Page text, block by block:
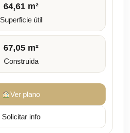
64,61 m²
Superficie útil
67,05 m²
Construida
Ver plano
Solicitar info